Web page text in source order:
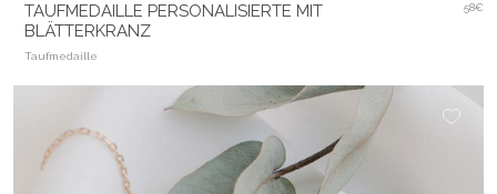
TAUFMEDAILLE PERSONALISIERTE MIT
BLÄTTERKRANZ
Taufmedaille
58€